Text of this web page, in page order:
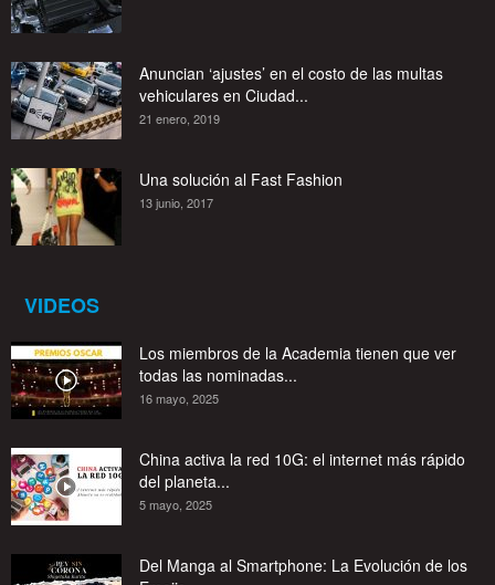
Anuncian ‘ajustes’ en el costo de las multas
vehiculares en Ciudad...
21 enero, 2019
Una solución al Fast Fashion
13 junio, 2017
VIDEOS
Los miembros de la Academia tienen que ver
todas las nominadas...
16 mayo, 2025
China activa la red 10G: el internet más rápido
del planeta...
5 mayo, 2025
Del Manga al Smartphone: La Evolución de los